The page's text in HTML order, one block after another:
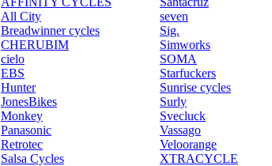
All City
Breadwinner cycles
CHERUBIM
cielo
EBS
Hunter
JonesBikes
Monkey
Panasonic
Retrotec
Salsa Cycles
seven
Sig.
Simworks
SOMA
Starfuckers
Sunrise cycles
Surly
Svecluck
Vassago
Veloorange
XTRACYCLE